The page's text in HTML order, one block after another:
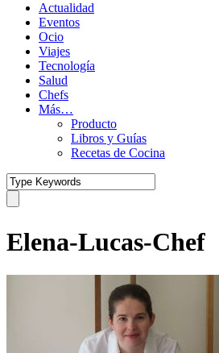
Actualidad
Eventos
Ocio
Viajes
Tecnología
Salud
Chefs
Más…
Producto
Libros y Guías
Recetas de Cocina
Elena-Lucas-Chef